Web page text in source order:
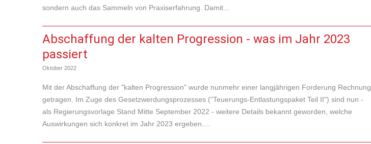
sondern auch das Sammeln von Praxiserfahrung. Damit...
Abschaffung der kalten Progression - was im Jahr 2023
passiert
Oktober 2022
Mit der Abschaffung der "kalten Progression" wurde nunmehr einer langjährigen Forderung Rechnung
getragen. Im Zuge des Gesetzwerdungsprozesses ("Teuerungs-Entlastungspaket Teil II") sind nun -
als Regierungsvorlage Stand Mitte September 2022 - weitere Details bekannt geworden, welche
Auswirkungen sich konkret im Jahr 2023 ergeben....